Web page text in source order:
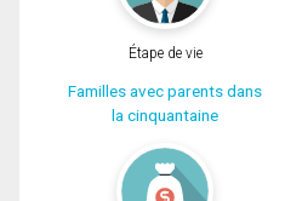
Étape de vie
Familles avec parents dans
la cinquantaine